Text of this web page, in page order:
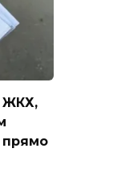
ЖКХ,
прямо